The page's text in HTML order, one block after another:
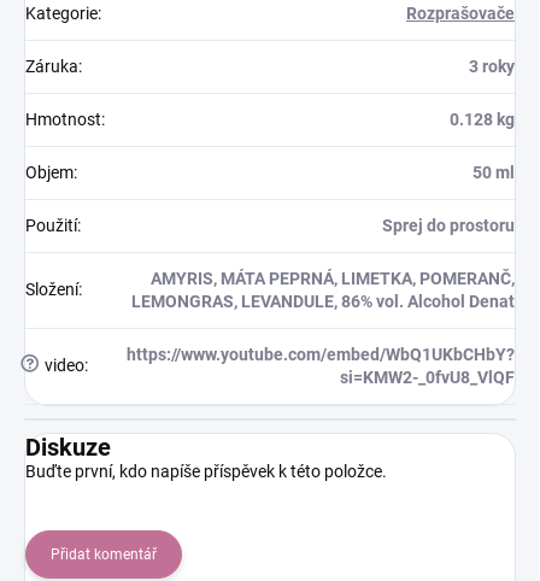
Kategorie: Rozprašovače
Záruka: 3 roky
Hmotnost: 0.128 kg
Objem: 50 ml
Použití: Sprej do prostoru
Složení:
AMYRIS, MÁTA PEPRNÁ, LIMETKA, POMERANČ,
LEMONGRAS, LEVANDULE, 86% vol. Alcohol Denat
? video:
https://www.youtube.com/embed/WbQ1UKbCHbY?
si=KMW2-_0fvU8_VlQF
Diskuze
Buďte první, kdo napíše příspěvek k této položce.
Přidat komentář